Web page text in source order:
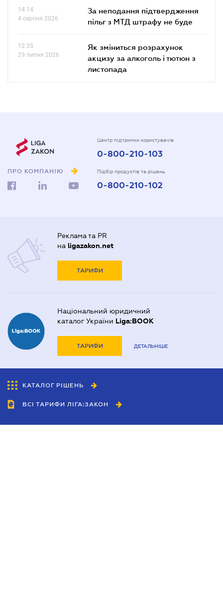
14.14
4 серпня 2026
За неподання підтвердження
пільг з МТД штрафу не буде
12.35
29 липня 2026
Як зміниться розрахунок
акцизу за алкоголь і тютюн з
листопада
ПРО КОМПАНІЮ
Центр підтримки користувачів
0-800-210-103
Підбір продуктів та рішень
0-800-210-102
Реклама та PR
на ligazakon.net
ТАРИФИ
Національний юридичний
каталог України Liga:BOOK
ТАРИФИ ДЕТАЛЬНІШЕ
КАТАЛОГ РІШЕНЬ
ВСІ ТАРИФИ ЛІГА:ЗАКОН